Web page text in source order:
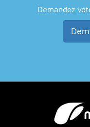
Demandez